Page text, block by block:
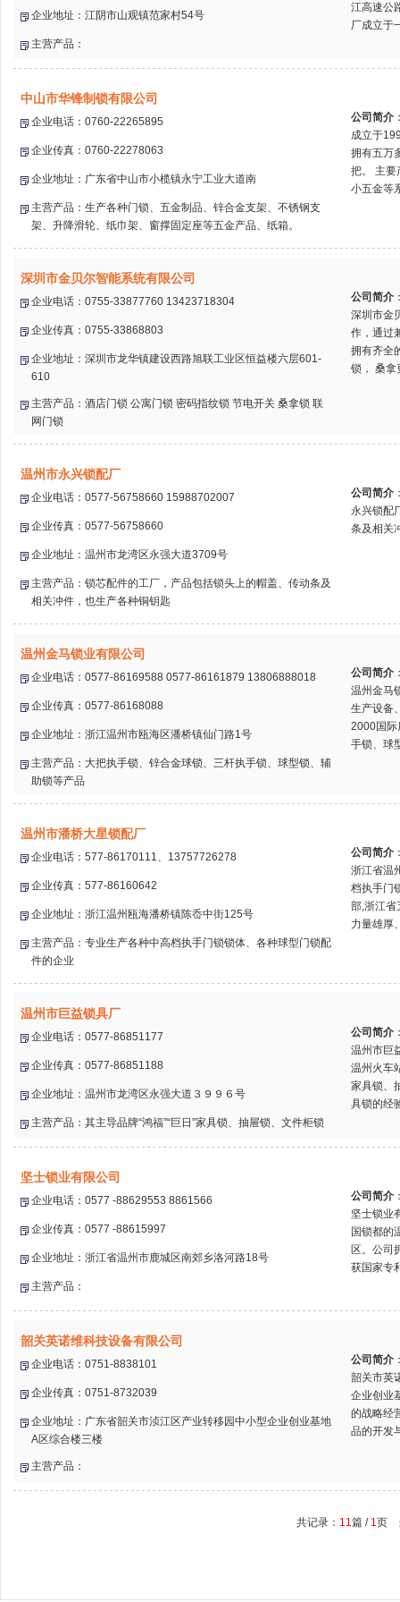
企业地址：江阴市山观镇范家村54号
主营产品：
江高速公
厂成立于
中山市华锋制锁有限公司
企业电话：0760-22265895
企业传真：0760-22278063
企业地址：广东省中山市小榄镇永宁工业大道南
主营产品：生产各种门锁、五金制品、锌合金支架、不锈钢支
架、升降滑轮、纸巾架、窗撑固定座等五金产品、纸箱。
公司简介
成立于
拥有五万
把。 主要
小五金等
深圳市金贝尔智能系统有限公司
企业电话：0755-33877760 13423718304
企业传真：0755-33868803
企业地址：深圳市龙华镇建设西路旭联工业区恒益楼六层601-
610
主营产品：酒店门锁 公寓门锁 密码指纹锁 节电开关 桑拿锁 联
网门锁
公司简介
深圳市金
作，通过
拥有齐全
锁， 桑拿
温州市永兴锁配厂
企业电话：0577-56758660 15988702007
企业传真：0577-56758660
企业地址：温州市龙湾区永强大道3709号
主营产品：锁芯配件的工厂，产品包括锁头上的帽盖、传动条及
相关冲件，也生产各种铜钥匙
公司简介
永兴锁配
条及相关
温州金马锁业有限公司
企业电话：0577-86169588 0577-86161879 13806888018
企业传真：0577-86168088
企业地址：浙江温州市瓯海区潘桥镇仙门路1号
主营产品：大把执手锁、锌合金球锁、三杆执手锁、球型锁、辅
助锁等产品
公司简介
温州金马
生产设备
2000国际
手锁、球
温州市潘桥大星锁配厂
企业电话：577-86170111、13757726278
企业传真：577-86160642
企业地址：浙江温州瓯海潘桥镇陈岙中街125号
主营产品：专业生产各种中高档执手门锁锁体、各种球型门锁配
件的企业
公司简介
浙江省温
档执手门
部,浙江省
力量雄厚
温州市巨益锁具厂
企业电话：0577-86851177
企业传真：0577-86851188
企业地址：温州市龙湾区永强大道３９９６号
主营产品：其主导品牌“鸿福”“巨日”家具锁、抽屉锁、文件柜锁
公司简介
温州市巨
温州火车
家具锁、
具锁的经
坚士锁业有限公司
企业电话：0577 -88629553 8861566
企业传真：0577 -88615997
企业地址：浙江省温州市鹿城区南郊乡洛河路18号
主营产品：
公司简介
坚士锁业
国锁都的
区。公司
获国家专
韶关英诺维科技设备有限公司
企业电话：0751-8838101
企业传真：0751-8732039
企业地址：广东省韶关市浈江区产业转移园中小型企业创业基地
A区综合楼三楼
主营产品：
公司简介
韶关市英
企业创业
的战略经
品的开发
共记录： 11篇 / 1页